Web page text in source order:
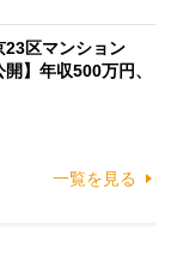
23区マンション
開】年収500万円、
一覧を見る